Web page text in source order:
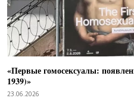
«Первые гомосексуалы:
1939)»
23.06.2026